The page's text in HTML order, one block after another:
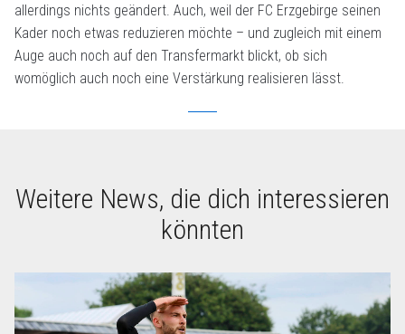
allerdings nichts geändert. Auch, weil der FC Erzgebirge seinen
Kader noch etwas reduzieren möchte – und zugleich mit einem
Auge auch noch auf den Transfermarkt blickt, ob sich
womöglich auch noch eine Verstärkung realisieren lässt.
Weitere News, die dich interessieren
könnten